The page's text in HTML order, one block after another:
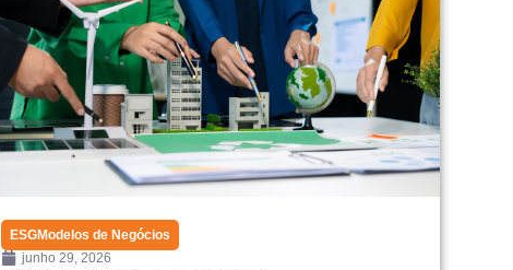
ESGModelos de Negócios
junho 29, 2026